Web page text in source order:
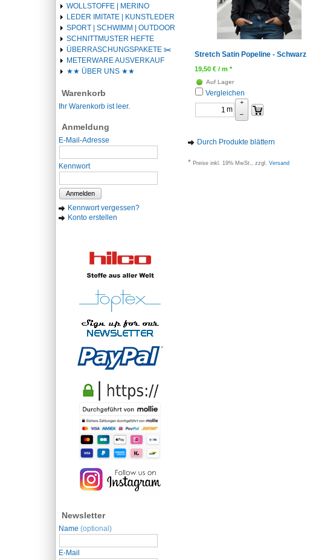
WOLLSTOFFE | MERINO
LEDER IMITATE | KUNSTLEDER
SPORT | SCHWIMM | OUTDOOR
SCHNITTMUSTER HEFTE
ÜBERRASCHUNGSPAKETE ✂️️
METERWARE AUSVERKAUF
★★ ÜBER UNS ★★
Warenkorb
Ihr Warenkorb ist leer.
Anmeldung
E-Mail-Adresse
Kennwort
Anmelden
Kennwort vergessen?
Konto erstellen
Newsletter
Name (optional)
E-Mail
Stretch Satin Popeline - Schwarz
19,50 € / m *
Auf Lager
Vergleichen
m
+
–
Durch Produkte blättern
* Preise inkl. 19% MwSt., zzgl. Versand